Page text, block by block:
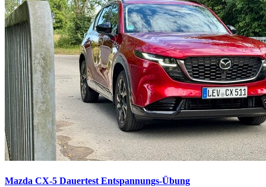
Mazda CX-5 Dauertest Entspannungs-Übung